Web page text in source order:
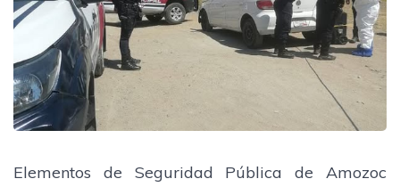
Elementos de Seguridad Pública de Amozoc